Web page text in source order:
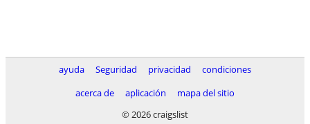
ayuda Seguridad privacidad
condiciones
acerca de
aplicación
mapa del sitio
© 2026 craigslist